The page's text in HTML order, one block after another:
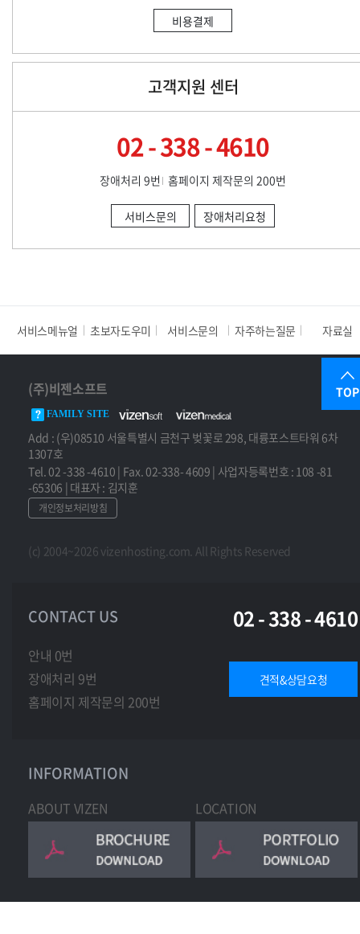
비용결제
고객지원 센터
02 - 338 - 4610
장애처리 9번 홈페이지 제작문의 200번
서비스문의 장애처리요청
서비스메뉴얼 초보자도우미 서비스문의 자주하는질문 자료실
TOP
(주)비젠소프트
FAMILY SITE
Add : (우)08510 서울특별시 금천구 벚꽃로 298, 대륭포스트타워 6차
1307호
Tel. 02 -338 -4610 | Fax. 02-338- 4609 | 사업자등록번호 : 108 -81
-65306 | 대표자 : 김지훈
개인정보처리방침
(c) 2004~2026 vizenhosting.com. All Rights Reserved
CONTACT US 02 - 338 - 4610
안내 0번
장애처리 9번
홈페이지 제작문의 200번
견적&상담요청
INFORMATION
ABOUT VIZEN LOCATION